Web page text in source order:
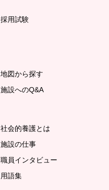
採用試験
地図から探す
施設へのQ&A
社会的養護とは
施設の仕事
職員インタビュー
用語集